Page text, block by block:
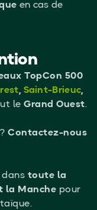
en cas de
TopCon 500
, Saint-Brieuc,
leGrand Ouest.
Contactez-nous
dans toute la
la Manche pour